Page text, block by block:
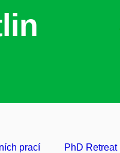
prací PhD Retreat